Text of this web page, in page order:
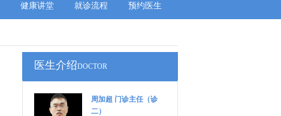
健康讲堂 就诊流程 预约医生
医生介绍DOCTOR
周加超 门诊主任（诊
二）